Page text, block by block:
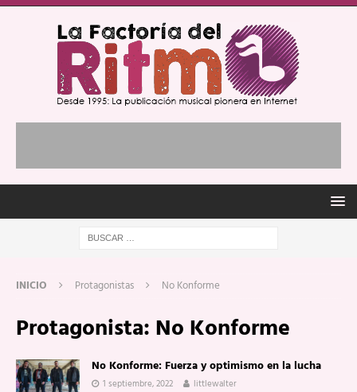
INICIO Protagonistas No Konforme
Protagonista: No Konforme
No Konforme: Fuerza y optimismo en la lucha
1 septiembre, 2022 littlewalter